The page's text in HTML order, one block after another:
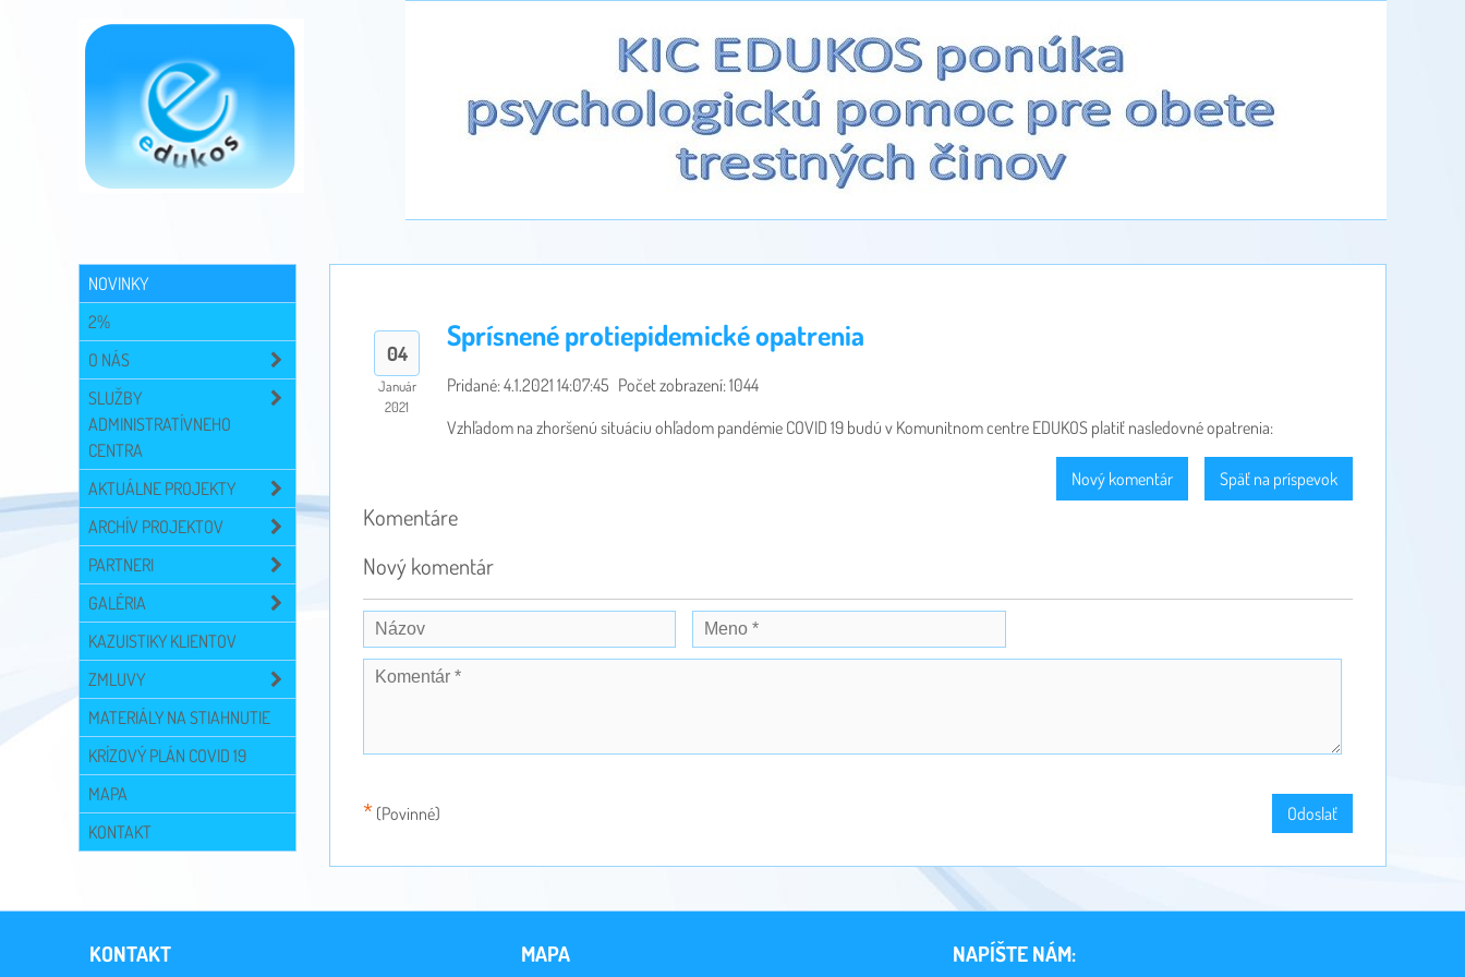
04
Január
2021
Sprísnené protiepidemické opatrenia
Pridané: 4.1.2021 14:07:45 Počet zobrazení: 1044
Vzhľadom na zhoršenú situáciu ohľadom pandémie COVID 19 budú v Komunitnom centre EDUKOS platiť nasledovné opatrenia:
Späť na príspevok
Nový komentár
Komentáre
Nový komentár
* (Povinné) Odoslať
NOVINKY
2%
O NÁS
SLUŽBY
ADMINISTRATÍVNEHO
CENTRA
AKTUÁLNE PROJEKTY
ARCHÍV PROJEKTOV
PARTNERI
GALÉRIA
KAZUISTIKY KLIENTOV
ZMLUVY
MATERIÁLY NA STIAHNUTIE
KRÍZOVÝ PLÁN COVID 19
MAPA
KONTAKT
KONTAKT MAPA NAPÍŠTE NÁM: